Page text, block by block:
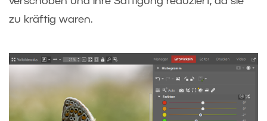
zu kräftig waren.